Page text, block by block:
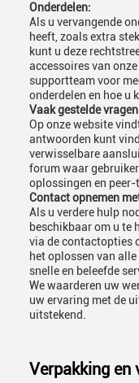
Onderdelen:
Als u vervangende
heeft, zoals extra
kunt u deze
accessoires van
supportteam voor
onderdelen en hoe u
Vaak gestelde
Op onze website
antwoorden kunt
verwisselbare
forum waar
oplossingen en
Contact opnemen
Als u verdere hulp
beschikbaar om u te
via de contactopties
het oplossen van
snelle en beleefde
We waarderen uw
uw ervaring met de
uitstekend.
Verpakking en